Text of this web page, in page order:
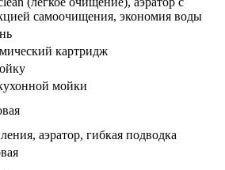
самоочищения, экономия воды
картридж
мойки
аэратор, гибкая подводка